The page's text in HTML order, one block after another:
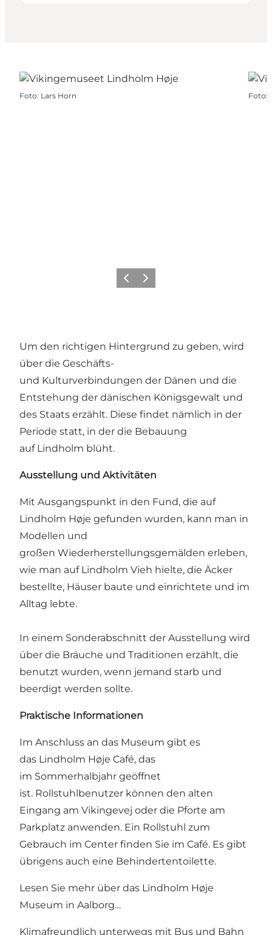
Foto: Lars Horn Foto:
ZurückWeiter
Um den richtigen Hintergrund zu geben, wird
über die Geschäfts-
und Kulturverbindungen der Dänen und die
Entstehung der dänischen Königsgewalt und
des Staats erzählt. Diese findet nämlich in der
Periode statt, in der die Bebauung
auf Lindholm blüht.
Ausstellung und Aktivitäten
Mit Ausgangspunkt in den Fund, die auf
Lindholm Høje gefunden wurden, kann man in
Modellen und
großen Wiederherstellungsgemälden erleben,
wie man auf Lindholm Vieh hielte, die Äcker
bestellte, Häuser baute und einrichtete und im
Alltag lebte.
In einem Sonderabschnitt der Ausstellung wird
über die Bräuche und Traditionen erzählt, die
benutzt wurden, wenn jemand starb und
beerdigt werden sollte.
Praktische Informationen
Im Anschluss an das Museum gibt es
das Lindholm Høje Café, das
im Sommerhalbjahr geöffnet
ist. Rollstuhlbenutzer können den alten
Eingang am Vikingevej oder die Pforte am
Parkplatz anwenden. Ein Rollstuhl zum
Gebrauch im Center finden Sie im Café. Es gibt
übrigens auch eine Behindertentoilette.
Lesen Sie mehr über das Lindholm Høje
Museum in Aalborg…
Klimafreundlich unterwegs mit Bus und Bahn